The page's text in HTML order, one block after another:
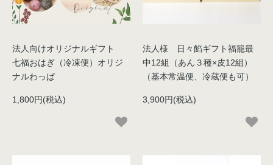
法人向けオリジナルギフト
七福おはぎ（冷凍便）オリジ
ナルわっぱ
1,800円(税込)
法人様 日々餡ギフト福籠最
中12組（あん３種×皮12組）
（基本常温便、冷蔵便も可）
3,900円(税込)